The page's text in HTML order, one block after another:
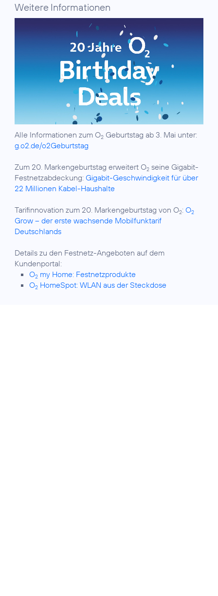
Weitere Informationen
Alle Informationen zum O2 Geburtstag ab 3. Mai unter:
g.o2.de/o2Geburtstag
Zum 20. Markengeburtstag erweitert O2 seine Gigabit-
Festnetzabdeckung: Gigabit-Geschwindigkeit für über
22 Millionen Kabel-Haushalte
Tarifinnovation zum 20. Markengeburtstag von O2: O2
Grow – der erste wachsende Mobilfunktarif
Deutschlands
Details zu den Festnetz-Angeboten auf dem
O2 my Home: Festnetzprodukte
O2 HomeSpot: WLAN aus der Steckdose